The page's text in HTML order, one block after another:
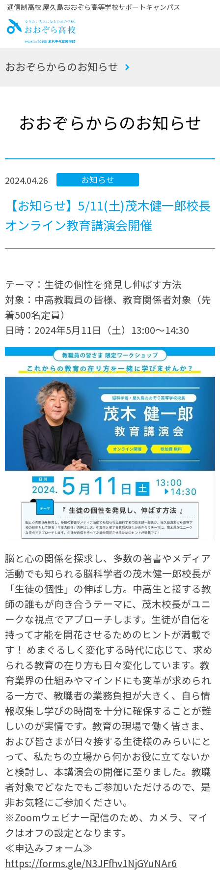
通信制高校 屋久島おおぞら高等学校サポートキャンパス
お
おおぞらからのお知らせ
おおぞらからのお知らせ
2024.04.26 お知らせ
【お知らせ】5/11(土)茂木健一郎校長
オンライン教育講演会開催
テーマ：生徒の個性を発見し伸ばす方法
対象：中高教職員の皆様、教育関係者対象（先
着500名定員）
日時：2024年5月11日（土）13:00～14:30
脳と心の関係を探求し、多数の著書やメディア
活動でも知られる脳科学者の茂木健一郎校長が
「生徒の個性」の伸ばし方。中高生と接する教
師の誰もが向き合うテーマに、茂木校長がユニ
ークな視点でアプローチします。生徒が自信を
持って才能を開花させるためのヒントが満載で
す！ めまぐるしく変化する時代に応じて、求め
られる教育の在り⽅も⽇々変化しています。教
育業界の仕組みやマインドにも変⾰が求められ
る⼀⽅で、教職者の業務負担が⼤きく、⾃ら情
報収集し学びの時間を⼗分に確保することが難
しいのが実情です。教育の現場で働く皆さま、
および皆さまが⽇々接する⽣徒様のみらいにと
って、私たちの⽴場から何かお役に⽴てないか
と検討し、本講演会の開催に⾄りました。教職
者対象でどなたでもご参加いただけるので、是
⾮お気軽にご参加ください。
※Zoomウェビナー配信のため、カメラ、マイ
クはオフの設定となります。
≪申込みフォーム≫
https://forms.gle/N3JFfhv1NjGYuNAr6